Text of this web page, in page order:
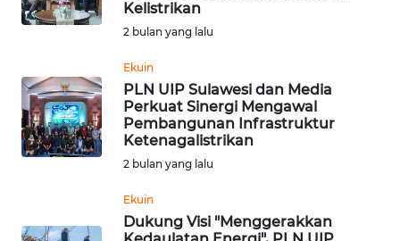
Kelistrikan
2 bulan yang lalu
Ekuin
PLN UIP Sulawesi dan Media
Perkuat Sinergi Mengawal
Pembangunan Infrastruktur
Ketenagalistrikan
2 bulan yang lalu
Ekuin
Dukung Visi "Menggerakkan
WN
BENGKULU